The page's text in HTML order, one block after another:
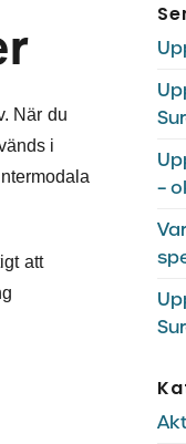
När du
i
att
–